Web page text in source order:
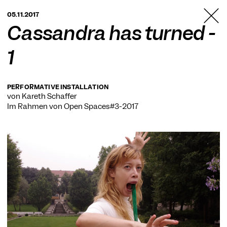
BERLIN
05.11.2017
Cassandra has turned -
1
PERFORMATIVE INSTALLATION
von Kareth Schaffer
Im Rahmen von Open Spaces#3-2017